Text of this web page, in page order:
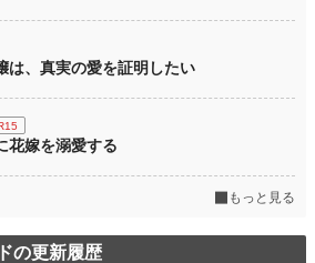
は、真実の愛を証明したい
花嫁を溺愛する
もっと見る
の更新履歴